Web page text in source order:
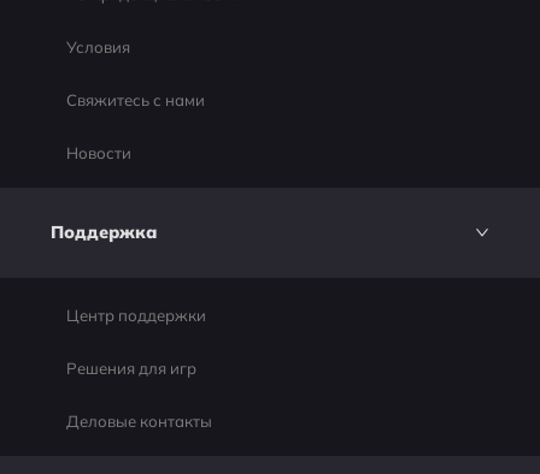
Условия
Свяжитесь с нами
Новости
Поддержка
Центр поддержки
Решения для игр
Деловые контакты